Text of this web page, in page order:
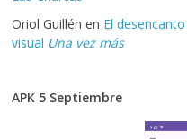
Oriol Guillén en El
visual Una vez más
APK 5 Septiembre